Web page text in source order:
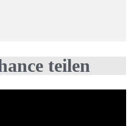
teilen